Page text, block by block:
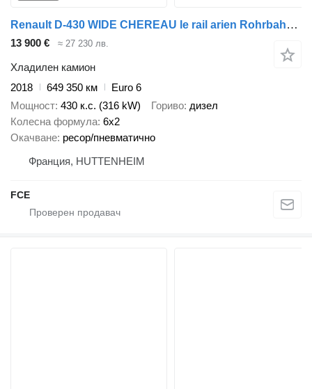
Renault D-430 WIDE CHEREAU le rail arien Rohrbahnen INOGAM/LEVIAND 120
13 900 € ≈ 27 230 лв.
Хладилен камион
2018
649 350 км
Euro 6
Мощност 430 к.с. (316 kW) Гориво дизел
Колесна формула 6x2
Окачване ресор/пневматично
Франция, HUTTENHEIM
FCE